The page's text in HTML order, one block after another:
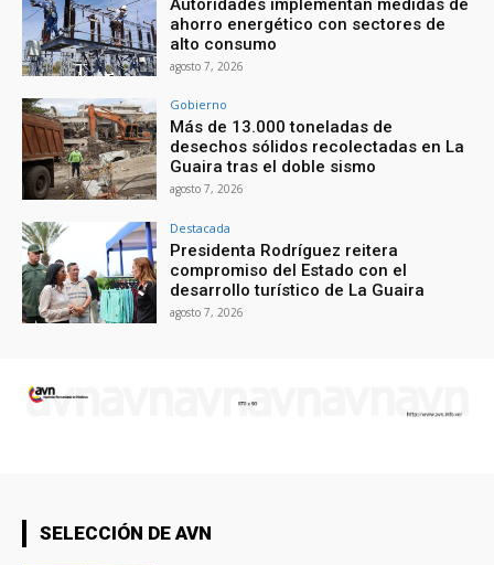
Autoridades implementan medidas de
ahorro energético con sectores de
alto consumo
agosto 7, 2026
Gobierno
Más de 13.000 toneladas de
desechos sólidos recolectadas en La
Guaira tras el doble sismo
agosto 7, 2026
Destacada
Presidenta Rodríguez reitera
compromiso del Estado con el
desarrollo turístico de La Guaira
agosto 7, 2026
SELECCIÓN DE AVN